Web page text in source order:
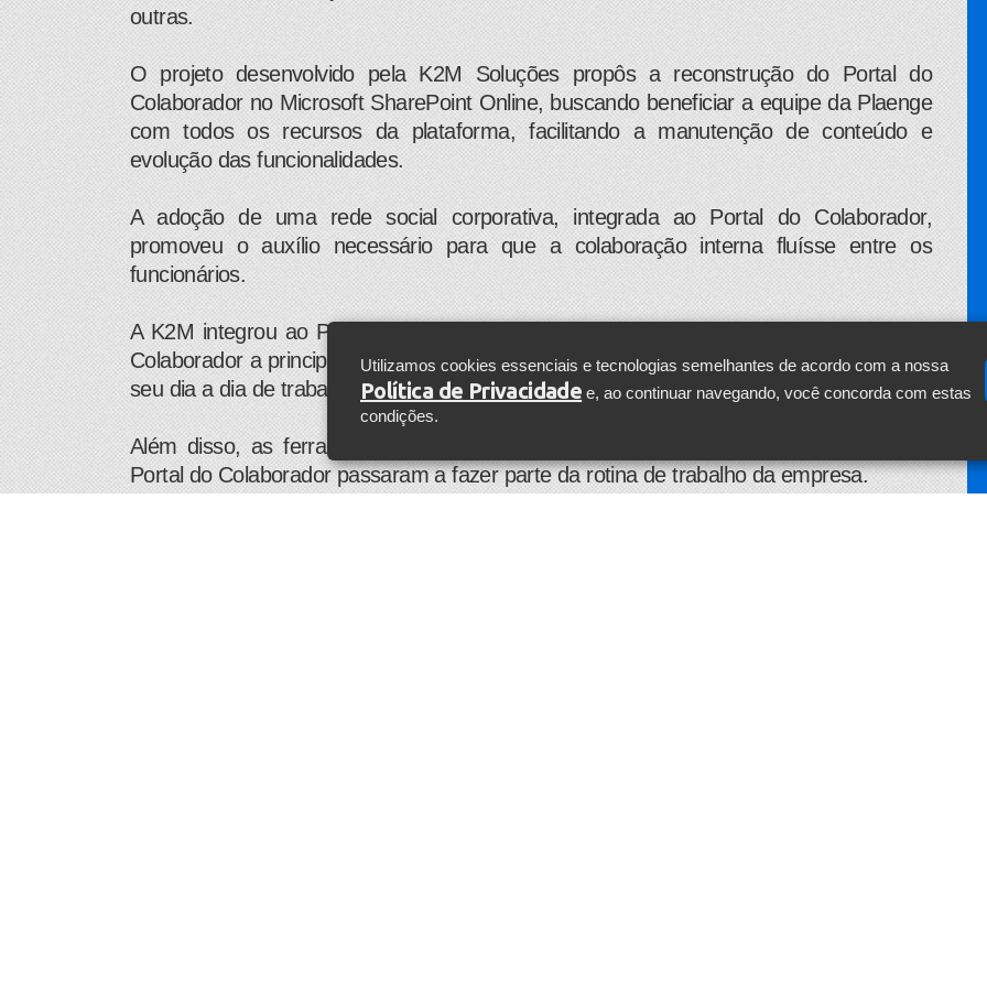
outras.
O projeto desenvolvido pela K2M Soluções propôs a reconstrução do Portal do
Colaborador no Microsoft SharePoint Online, buscando beneficiar a equipe da Plaenge
com todos os recursos da plataforma, facilitando a manutenção de conteúdo e
evolução das funcionalidades.
A adoção de uma rede social corporativa, integrada ao Portal do Colaborador,
promoveu o auxílio necessário para que a colaboração interna fluísse entre os
funcionários.
A K2M integrou ao Portal todas as aplicações corporativas, o que tornou o Portal do
Colaborador a principal porta de entrada para tudo o que o colaborador precisasse em
seu dia a dia de trabalho, deixando-o muito mais produtivo.
Além disso, as ferramentas fornecidas pelo Microsoft Office 365 integradas com o
Portal do Colaborador passaram a fazer parte da rotina de trabalho da empresa.
Utilizamos cookies essenciais e tecnologias semelhantes de acordo com a nossa
Política de Privacidade e, ao continuar navegando, você concorda com estas
condições.